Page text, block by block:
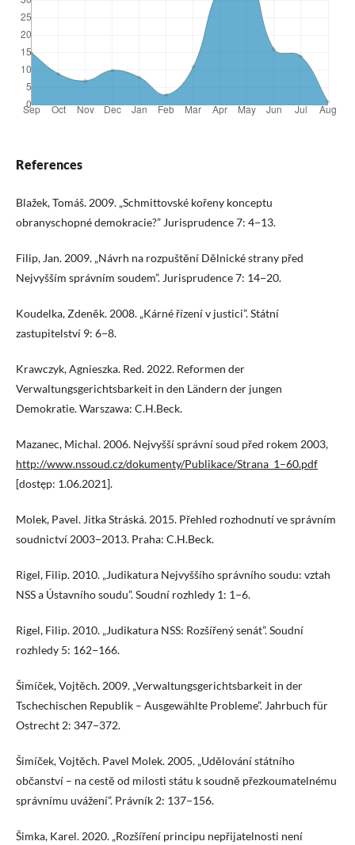
References
Blažek, Tomáš. 2009. „Schmittovské kořeny konceptu
obranyschopné demokracie?” Jurisprudence 7: 4−13.
Filip, Jan. 2009. „Návrh na rozpuštění Dělnické strany před
Nejvyšším správním soudem”. Jurisprudence 7: 14−20.
Koudelka, Zdeněk. 2008. „Kárné řízení v justici”. Státní
zastupitelství 9: 6−8.
Krawczyk, Agnieszka. Red. 2022. Reformen der
Verwaltungsgerichtsbarkeit in den Ländern der jungen
Demokratie. Warszawa: C.H.Beck.
Mazanec, Michal. 2006. Nejvyšší správní soud před rokem 2003,
http://www.nssoud.cz/dokumenty/Publikace/Strana_1–60.pdf
[dostęp: 1.06.2021].
Molek, Pavel. Jitka Stráská. 2015. Přehled rozhodnutí ve správním
soudnictví 2003−2013. Praha: C.H.Beck.
Rigel, Filip. 2010. „Judikatura Nejvyššího správního soudu: vztah
NSS a Ústavního soudu”. Soudní rozhledy 1: 1−6.
Rigel, Filip. 2010. „Judikatura NSS: Rozšířený senát”. Soudní
rozhledy 5: 162−166.
Šimíček, Vojtěch. 2009. „Verwaltungsgerichtsbarkeit in der
Tschechischen Republik – Ausgewählte Probleme”. Jahrbuch für
Ostrecht 2: 347−372.
Šimíček, Vojtěch. Pavel Molek. 2005. „Udělování státního
občanství – na cestě od milosti státu k soudně přezkoumatelnému
správnímu uvážení”. Právník 2: 137−156.
Šimka, Karel. 2020. „Rozšíření principu nepřijatelnosti není